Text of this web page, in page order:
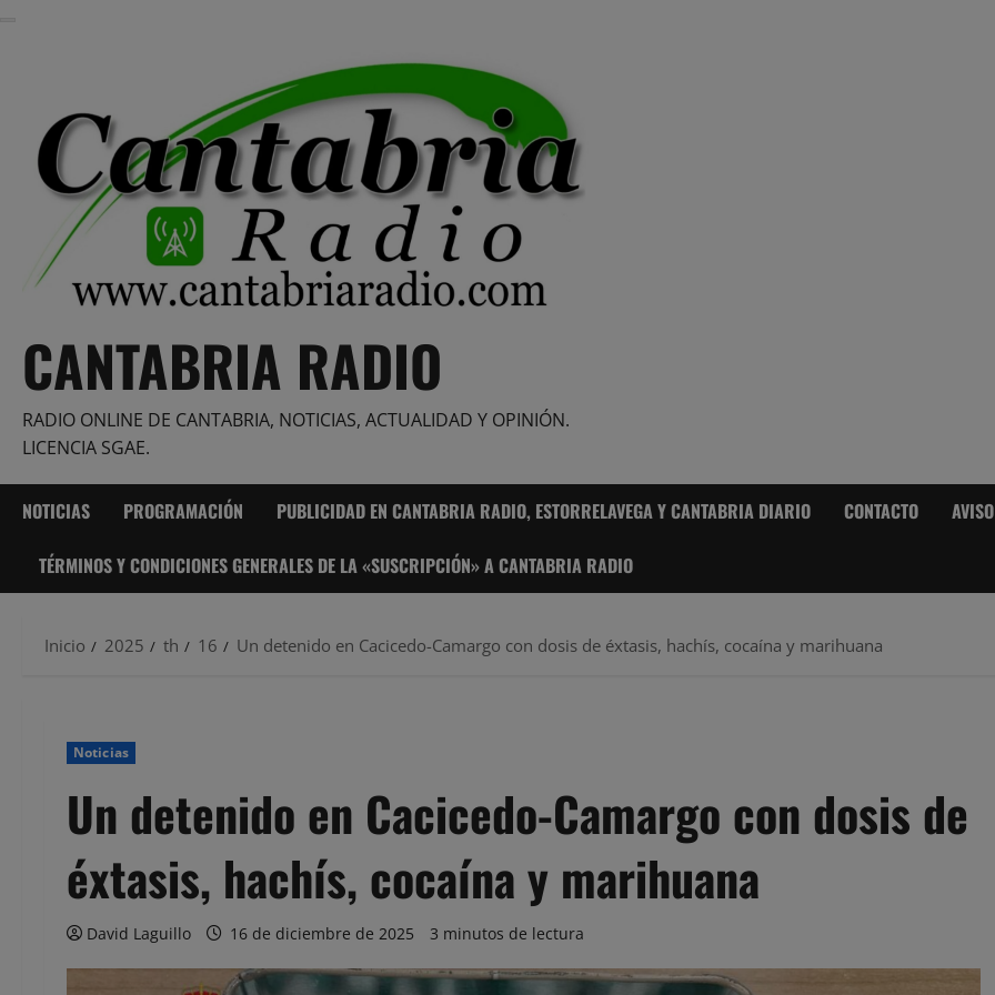
CANTABRIA RADIO
RADIO ONLINE DE CANTABRIA, NOTICIAS, ACTUALIDAD Y OPINIÓN.
LICENCIA SGAE.
NOTICIAS PROGRAMACIÓN PUBLICIDAD EN CANTABRIA RADIO, ESTORRELAVEGA Y CANTABRIA DIARIO CONTACTO
TÉRMINOS Y CONDICIONES GENERALES DE LA «SUSCRIPCIÓN» A CANTABRIA RADIO
Inicio 2025 th 16 Un detenido en Cacicedo-Camargo con dosis de éxtasis, hachís, cocaína y marihuana
Noticias
Un detenido en Cacicedo-Camargo con dosis de
éxtasis, hachís, cocaína y marihuana
David Laguillo 16 de diciembre de 2025 3 minutos de lectura